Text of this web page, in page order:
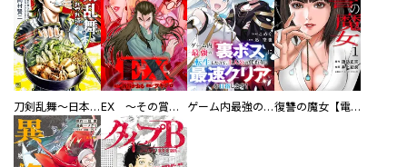
刀剣乱舞～日本号つれづれ酒～ EX ～その賞金稼ぎは、世界の出口を探す～【単行本版】 ゲーム内最強の『裏ボス』に転生したので、主人公の代わりに最速クリアを目指します！【電子単行本版】 復讐の魔女【電子単行本版】